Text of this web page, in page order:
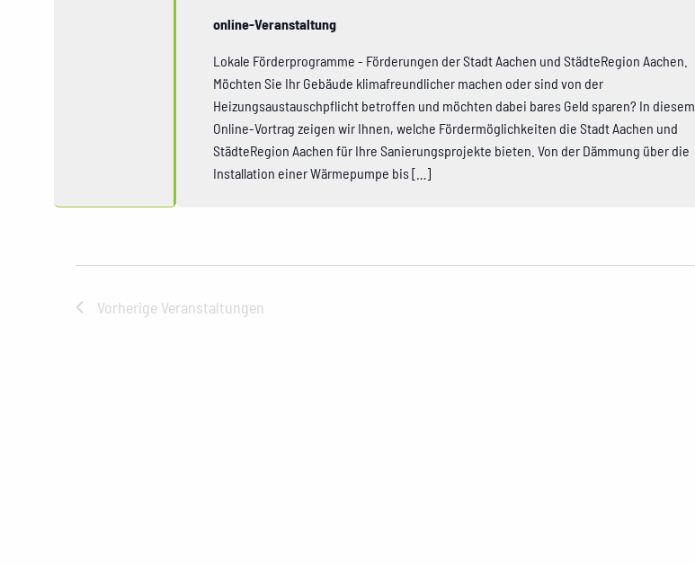
online-Veranstaltung
Lokale Förderprogramme - Förderungen der Stadt Aachen und StädteRegion Aachen.
Möchten Sie Ihr Gebäude klimafreundlicher machen oder sind von der
Heizungsaustauschpflicht betroffen und möchten dabei bares Geld sparen? In diesem
Online-Vortrag zeigen wir Ihnen, welche Fördermöglichkeiten die Stadt Aachen und
StädteRegion Aachen für Ihre Sanierungsprojekte bieten. Von der Dämmung über die
Installation einer Wärmepumpe bis […]
Vorherige Veranstaltungen